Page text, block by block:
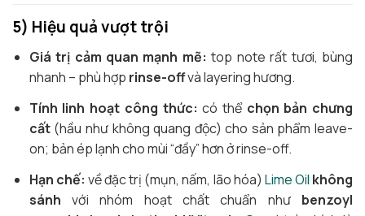
5) Hiệu quả vượt trội
Giá trị cảm quan mạnh mẽ: top note rất tươi, bùng
nhanh – phù hợp rinse-offvà layering hương.
Tính linh hoạt công thức: có thể chọn bản chưng
cất(hầu như không quang độc) cho sản phẩm leave-
on; bản ép lạnh cho mùi “đầy” hơn ở rinse-off.
Hạn chế: về đặc trị (mụn, nấm, lão hóa) Lime Oil không
sánh với nhóm hoạt chất chuẩn như benzoyl